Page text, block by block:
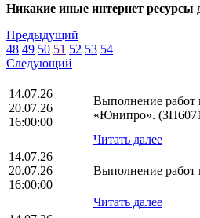
Никакие иные интернет
Предыдущий
48 49 50 51 52 53 54
Следующий
14.07.26
20.07.26
16:00:00
Выполнение работ
«Юнипро».
Читать далее
14.07.26
20.07.26
16:00:00
Выполнение
Читать далее